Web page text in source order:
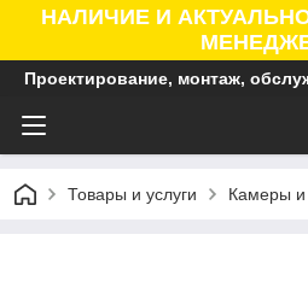
НАЛИЧИЕ И
Проектирование, монтаж,
Товары и услуги Камеры и